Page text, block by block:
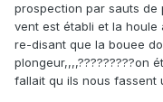
prospection par sauts de
vent est établi et la houle
re-disant que la bouee
plongeur,,,,?????????on
fallait qu ils nous fassent